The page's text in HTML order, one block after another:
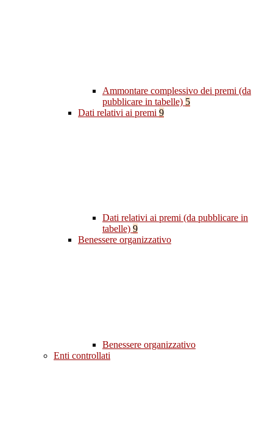
Ammontare complessivo dei premi (da
pubblicare in tabelle) 5
Dati relativi ai premi 9
Dati relativi ai premi (da pubblicare in
tabelle) 9
Benessere organizzativo
Benessere organizzativo
Enti controllati